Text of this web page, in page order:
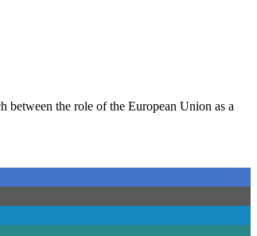
between the role of the European Union as a